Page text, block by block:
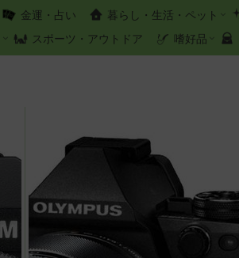
金運・占い 暮らし・生活・ペット
スポーツ・アウトドア 嗜好品